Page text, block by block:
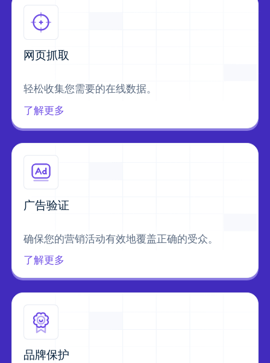
网页抓取
轻松收集您需要的在线数据。
了解更多
广告验证
确保您的营销活动有效地覆盖正确的受众。
了解更多
品牌保护